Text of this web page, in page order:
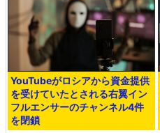
YouTubeがロシアから資金提供
を受けていたとされる右翼イン
フルエンサーのチャンネル4件
を閉鎖